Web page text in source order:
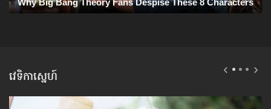
វេទិកាស្នេហ៍